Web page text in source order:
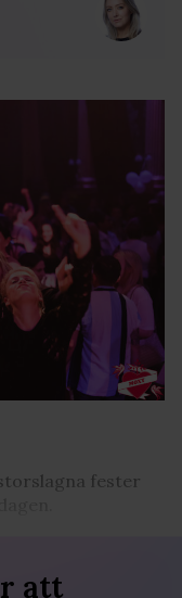
fester
att